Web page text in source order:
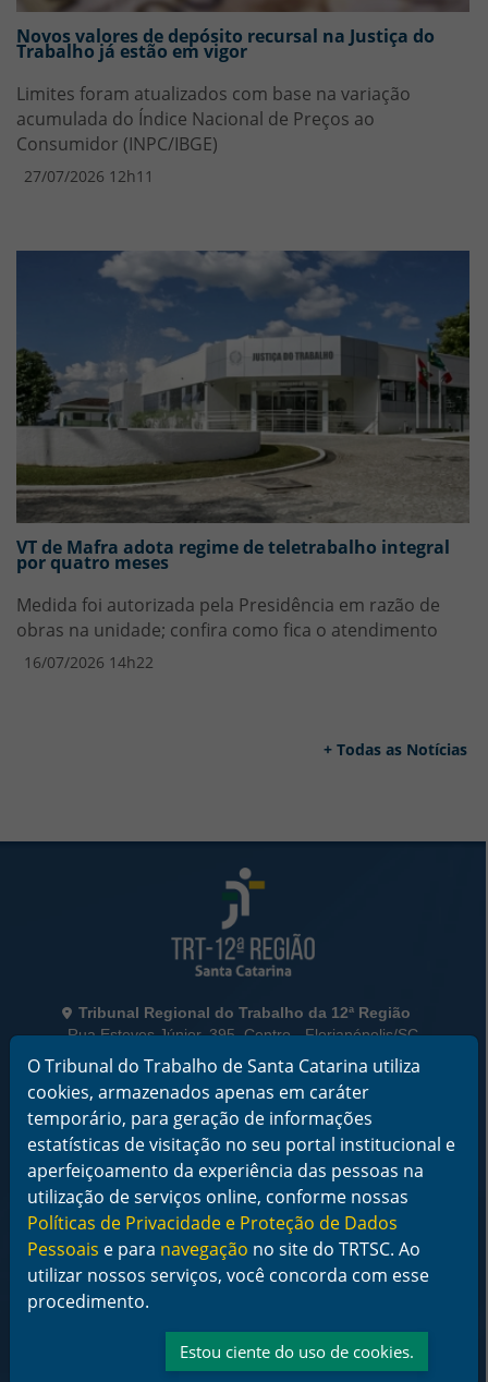
Novos valores de depósito recursal na Justiça do
Trabalho já estão em vigor
Limites foram atualizados com base na variação
acumulada do Índice Nacional de Preços ao
Consumidor (INPC/IBGE)
27/07/2026 12h11
VT de Mafra adota regime de teletrabalho integral
por quatro meses
Medida foi autorizada pela Presidência em razão de
obras na unidade; confira como fica o atendimento
16/07/2026 14h22
+ Todas as Notícias
Informações de Contato
Tribunal Regional do Trabalho da 12ª Região
Rua Esteves Júnior, 395, Centro - Florianópolis/SC
CEP 88015-905
CNPJ 02.482.005/0001-23
Horário de Funcionamento:
De segunda a sexta-feira das 12 às 18 horas
Telefone: (48) 3216-4000
Links Rápidos
Institucional
Serviços
Notícias
Transparência
Legislação
Ouvidoria
O Tribunal do Trabalho de Santa Catarina utiliza
cookies, armazenados apenas em caráter
temporário, para geração de informações
estatísticas de visitação no seu portal institucional e
aperfeiçoamento da experiência das pessoas na
utilização de serviços online, conforme nossas
Políticas de Privacidade e Proteção de Dados
Pessoais e para navegação no site do TRTSC. Ao
utilizar nossos serviços, você concorda com esse
procedimento.
Estou ciente do uso de cookies.